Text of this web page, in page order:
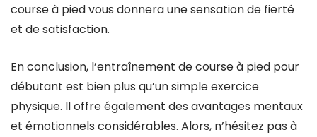
course à pied vous donnera une sensation de fierté
et de satisfaction.
En conclusion, l’entraînement de course à pied pour
débutant est bien plus qu’un simple exercice
physique. Il offre également des avantages mentaux
et émotionnels considérables. Alors, n’hésitez pas à